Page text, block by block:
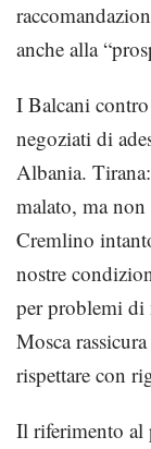
anche alla
I Balcani
negoziati di
Albania.
malato, ma non
Cremlino
nostre
per problemi di
Mosca
rispettare con
Il riferimento al